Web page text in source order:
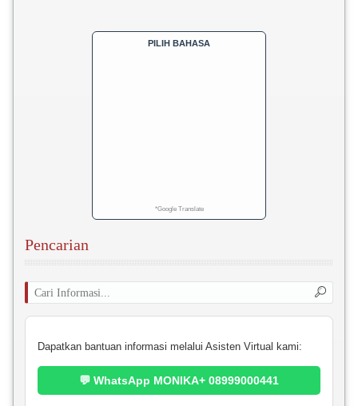
PILIH BAHASA
*Google Translate
Pencarian
Dapatkan bantuan informasi melalui Asisten Virtual kami:
💬 WhatsApp MONIKA+ 08999000441